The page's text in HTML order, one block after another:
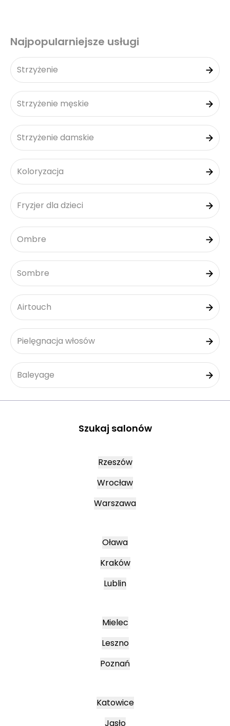
Najpopularniejsze usługi
Strzyżenie
Strzyżenie męskie
Strzyżenie damskie
Koloryzacja
Fryzjer dla dzieci
Ombre
Sombre
Airtouch
Pielęgnacja włosów
Baleyage
Szukaj salonów
Rzeszów
Wrocław
Warszawa
Oława
Kraków
Lublin
Mielec
Leszno
Poznań
Katowice
Jasło